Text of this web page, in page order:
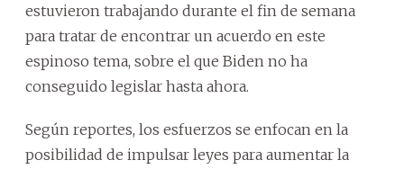
estuvieron trabajando durante el fin de semana
para tratar de encontrar un acuerdo en este
espinoso tema, sobre el que Biden no ha
conseguido legislar hasta ahora.
Según reportes, los esfuerzos se enfocan en la
posibilidad de impulsar leyes para aumentar la